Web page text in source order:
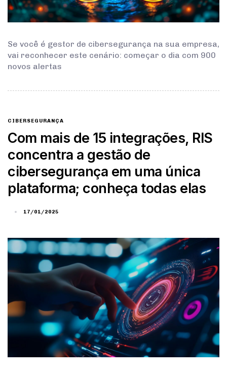
Se você é gestor de cibersegurança na sua empresa,
vai reconhecer este cenário: começar o dia com 900
novos alertas
CIBERSEGURANÇA
Com mais de 15 integrações, RIS
concentra a gestão de
cibersegurança em uma única
plataforma; conheça todas elas
17/01/2025